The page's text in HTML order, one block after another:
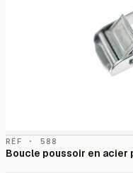
RÉF · 588
Boucle poussoir en acier